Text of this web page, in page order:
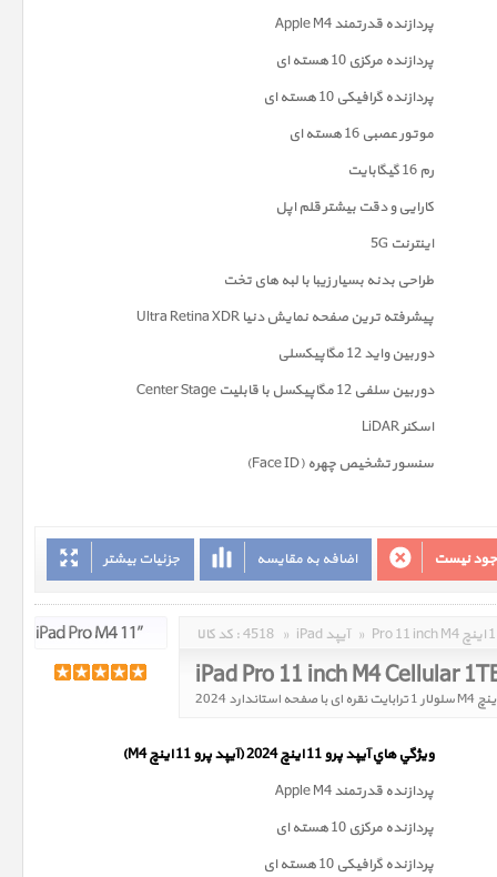
پردازنده قدرتمند Apple M4
پردازنده مرکزی 10 هسته ای
پردازنده گرافیکی 10 هسته ای
موتور عصبی 16 هسته ای
رم 16 گیگابایت
کارایی و دقت بیشتر قلم اپل
اینترنت 5G
طراحی بدنه بسیار زیبا با لبه های تخت
پیشرفته ترین صفحه نمايش دنیا Ultra Retina XDR
دوربين واید 12 مگاپیکسلی
دوربین سلفی 12 مگاپیکسل با قابلیت Center Stage
اسکنر LiDAR
سنسور تشخیص چهره (Face ID)
جزئیات بیشتر اضافه به مقایسه نیست
کد کالا : 4518 » iPad آیپد »
iPad Pro 11 inch M4 Cellular
ويژگي هاي آيپد پرو 11 اینچ 2024 (آیپد پرو 11 اینچ M4)
پردازنده قدرتمند Apple M4
پردازنده مرکزی 10 هسته ای
پردازنده گرافیکی 10 هسته ای